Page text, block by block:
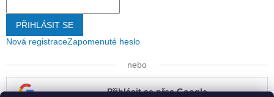
PŘIHLÁSIT SE
Nová registraceZapomenuté heslo
nebo
Přihlásit se přes Google